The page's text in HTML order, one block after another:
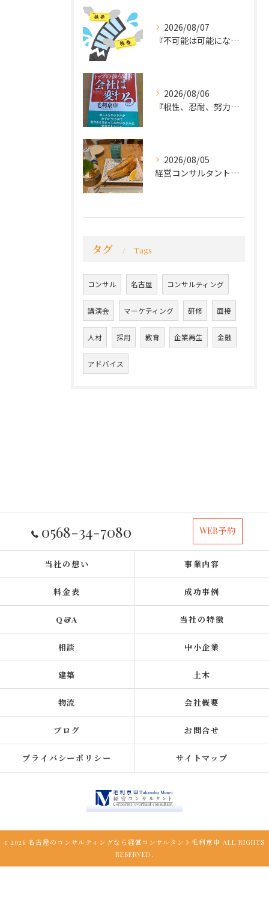
2026/08/07
『不可能は可能になる』
2026/08/06
『根性、忍耐、努力という言葉は死語なのか』
2026/08/05
経営コンサルタントのモーちゃん・毛利京申です。
タグ Tags
コンサル 名古屋 コンサルティング
講演会 マーケティング 研修 面接
人材 採用 教育 企業再生 金融
アドバイス
0568-34-7080 WEB予約
当社の想い 事業内容
料金表 成功事例
Q&A 当社の特徴
相談 中小企業
建築 土木
物流 会社概要
ブログ お問合せ
プライバシーポリシー サイトマップ
c 2026 名古屋のコンサルティングなら経営コンサルタント毛利京申 ALL RIGHTS
RESERVED.